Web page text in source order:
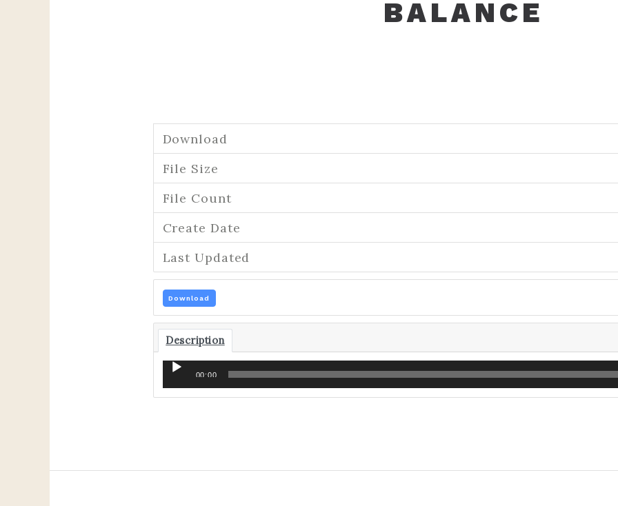
BALANCE
Download
File Size
File Count
Create Date
Last Updated
Download
Description
Audio-
Player
00:00